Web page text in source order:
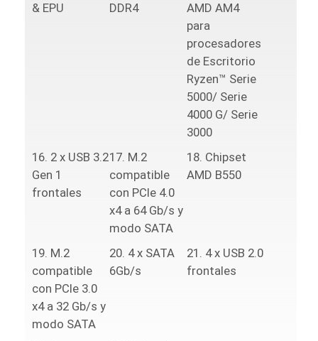
& EPU
DDR4
AMD AM4
para
procesadores
de Escritorio
Ryzen™ Serie
5000/ Serie
4000 G/ Serie
3000
2 x USB 3.2
Gen 1
frontales
M.2
compatible
con PCIe 4.0
x4 a 64 Gb/s y
modo SATA
Chipset
AMD B550
M.2
compatible
con PCIe 3.0
x4 a 32 Gb/s y
modo SATA
4 x SATA
6Gb/s
4 x USB 2.0
frontales